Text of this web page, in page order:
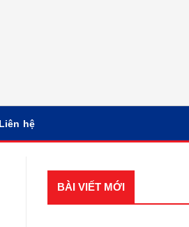
Liên hệ
BÀI VIẾT MỚI